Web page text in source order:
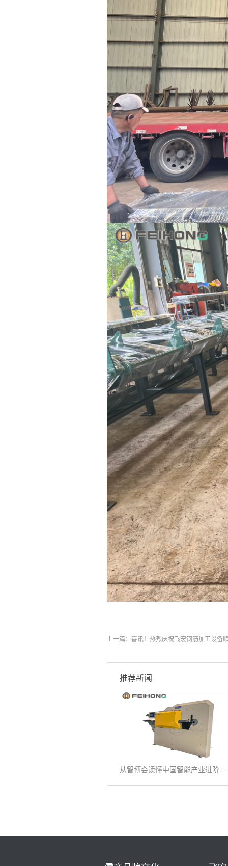
上一篇： 喜讯！热烈庆祝飞宏钢筋加工设备
推荐新闻
从智博会读懂中国智能产业进阶之路